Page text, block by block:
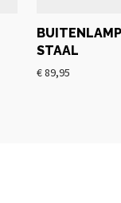
STAAL
€89,95